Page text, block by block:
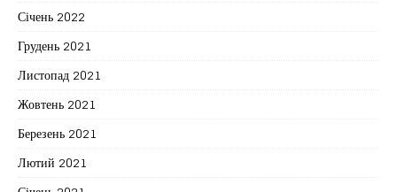
Січень 2022
Грудень 2021
Листопад 2021
Жовтень 2021
Березень 2021
Лютий 2021